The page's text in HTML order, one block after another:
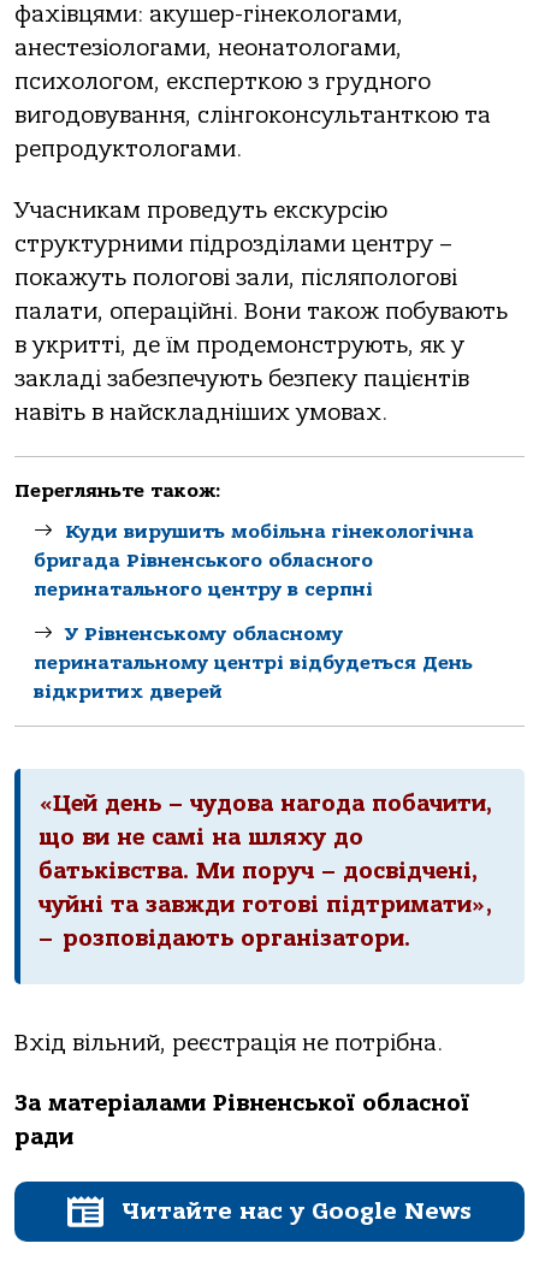
фахівцями: акушер-гінекологами,
анестезіологами, неонатологами,
психологом, експерткою з грудного
вигодовування, слінгоконсультанткою та
репродуктологами.
Учасникам проведуть екскурсію
структурними підрозділами центру –
покажуть пологові зали, післяпологові
палати, операційні. Вони також побувають
в укритті, де їм продемонструють, як у
закладі забезпечують безпеку пацієнтів
навіть в найскладніших умовах.
Перегляньте також:
Куди вирушить мобільна гінекологічна
бригада Рівненського обласного
перинатального центру в серпні
У Рівненському обласному
перинатальному центрі відбудеться День
відкритих дверей
«Цей день – чудова нагода побачити,
що ви не самі на шляху до
батьківства. Ми поруч – досвідчені,
чуйні та завжди готові підтримати»,
– розповідають організатори.
Вхід вільний, реєстрація не потрібна.
За матеріалами Рівненської обласної
ради
Читайте нас у Google News